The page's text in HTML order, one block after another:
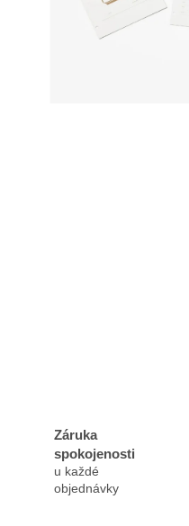
Záruka
spokojenosti
u každé
objednávky